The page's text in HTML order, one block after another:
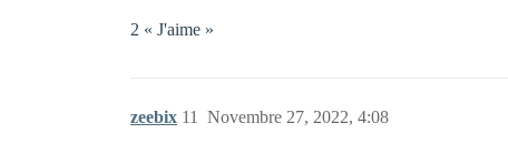
2 « J'aime »
zeebix Novembre 27, 2022, 4:08
11